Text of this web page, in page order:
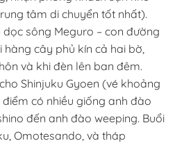
tâm di chuyển tốt nhất).
dọc sông Meguro – con đường
cây phủ kín cả hai bờ,
và khi đèn lên ban đêm.
Shinjuku Gyoen (vé khoảng
có nhiều giống anh đào
đến anh đào weeping. Buổi
Omotesando, và tháp